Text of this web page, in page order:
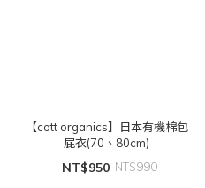
【cott organics】日本有機棉包
屁衣(70、80cm)
NT$950 NT$990